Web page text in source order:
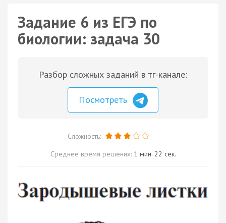
Задание 6 из ЕГЭ по
биологии: задача 30
Разбор сложных заданий в тг-канале:
Посмотреть
Сложность:
Среднее время решения: 1 мин. 22 сек.